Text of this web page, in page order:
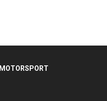
MOTORSPORT